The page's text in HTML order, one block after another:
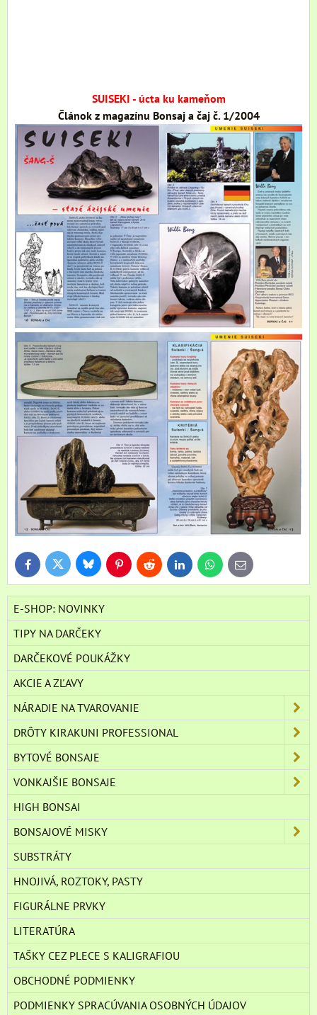
SUISEKI - úcta ku kameňom
Článok z magazínu Bonsaj a čaj č. 1/2004
FacebookTwitter BlueskyPinterestReddit LinkedInWhatsApp
E-
mail
E-SHOP: NOVINKY
TIPY NA DARČEKY
DARČEKOVÉ POUKÁŽKY
AKCIE A ZĽAVY
NÁRADIE NA TVAROVANIE
DRÔTY KIRAKUNI PROFESSIONAL
BYTOVÉ BONSAJE
VONKAJŠIE BONSAJE
HIGH BONSAI
BONSAJOVÉ MISKY
SUBSTRÁTY
HNOJIVÁ, ROZTOKY, PASTY
FIGURÁLNE PRVKY
LITERATÚRA
TAŠKY CEZ PLECE S KALIGRAFIOU
OBCHODNÉ PODMIENKY
PODMIENKY SPRACÚVANIA OSOBNÝCH ÚDAJOV